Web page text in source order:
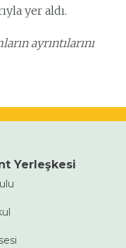
yer aldı.
ayrıntılarını
Yerleşkesi